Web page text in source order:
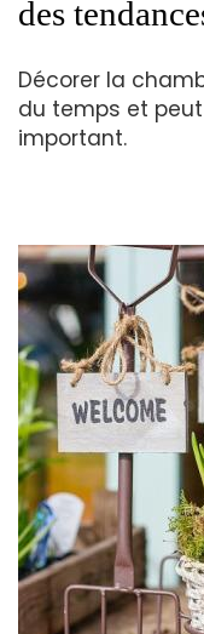
des
Décorer la
du temps et
important.